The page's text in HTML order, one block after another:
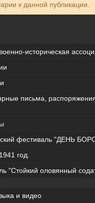
к данной публикации.
историческая
письма,
фестиваль "ДЕНЬ
год.
"Стойкий оловянный
и видео